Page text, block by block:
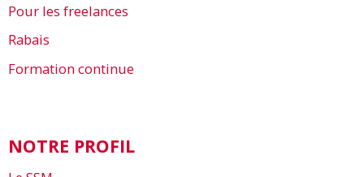
Pour les freelances
Rabais
Formation continue
NOTRE PROFIL